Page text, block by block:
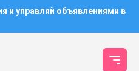
и управляй объявлениями в